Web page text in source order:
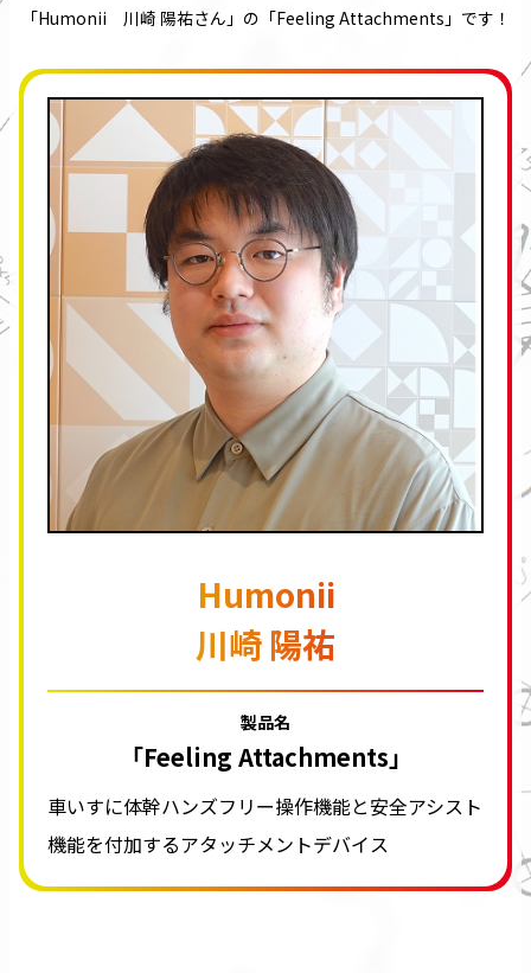
「Humonii 川崎 陽祐さん」の 「Feeling Attachments」です！
Humonii
川崎 陽祐
製品名
「Feeling Attachments」
車いすに体幹ハンズフリー操作機能と安全アシスト
機能を付加するアタッチメントデバイス